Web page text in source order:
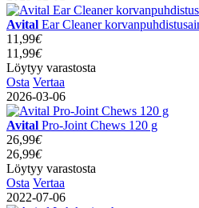
Avital Ear Cleaner
11,99€
11,99€
Löytyy varastosta
Osta Vertaa
2026-03-06
Avital Pro-Joint Chews 120 g
26,99€
26,99€
Löytyy varastosta
Osta Vertaa
2022-07-06